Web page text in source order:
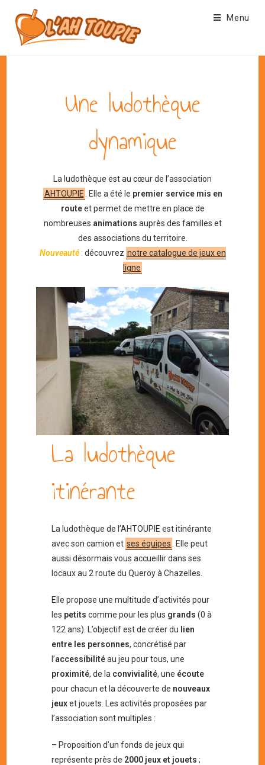
content
Menu
Une ludothèque
dynamique
La ludothèque est au cœur de l’association
AHTOUPIE
. Elle a été le premier service mis en
routeet permet de mettre en place de
nombreuses animations auprès des familles et
des associations du territoire.
Nouveauté: découvrez notre catalogue de jeux en
ligne
La ludothèque
itinérante
La ludothèque de l’AHTOUPIE est itinérante
avec son camion et ses équipes
. Elle peut
aussi désormais vous accueillir dans ses
locaux au 2 route du Queroy à Chazelles.
Elle propose une multitude d’activités pour
les petits comme pour les plus grands (0 à
122 ans). L’objectif est de créer du lien
entre les personnes, concrétisé par
l’accessibilitéau jeu pour tous, une
proximité, de la convivialité, une écoute
pour chacun et la découverte de nouveaux
jeuxet jouets. Les activités proposées par
l’association sont multiples :
– Proposition d’un fonds de jeux qui
représente près de 2000 jeux et jouets ;